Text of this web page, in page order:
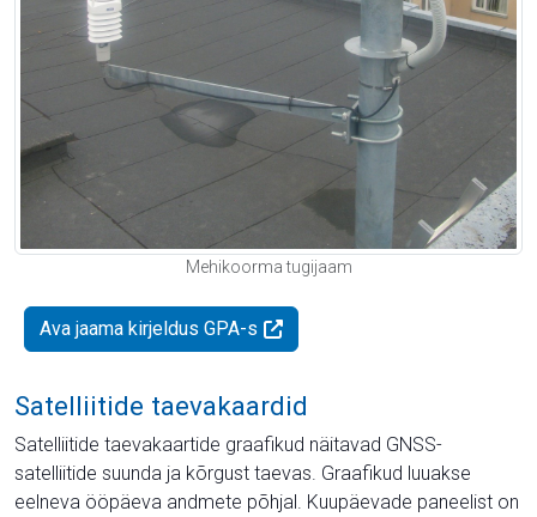
Mehikoorma tugijaam
Ava jaama kirjeldus GPA-s
Satelliitide taevakaardid
Satelliitide taevakaartide graafikud näitavad GNSS-
satelliitide suunda ja kõrgust taevas. Graafikud luuakse
eelneva ööpäeva andmete põhjal. Kuupäevade paneelist on